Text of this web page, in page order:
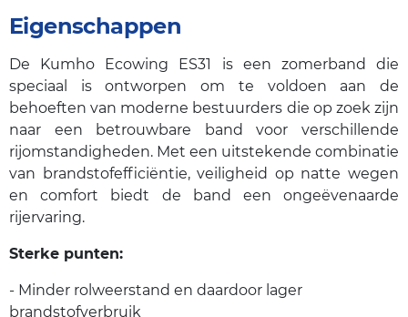
Eigenschappen
De Kumho Ecowing ES31 is een zomerband die
speciaal is ontworpen om te voldoen aan de
behoeften van moderne bestuurders die op zoek zijn
naar een betrouwbare band voor verschillende
rijomstandigheden. Met een uitstekende combinatie
van brandstofefficiëntie, veiligheid op natte wegen
en comfort biedt de band een ongeëvenaarde
rijervaring.
Sterke punten:
- Minder rolweerstand en daardoor lager
brandstofverbruik